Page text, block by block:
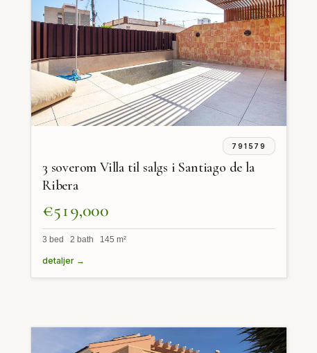
791579
3 soverom Villa til salgs i Santiago de la
Ribera
€519,000
3 bed 2 bath 145 m²
detaljer →